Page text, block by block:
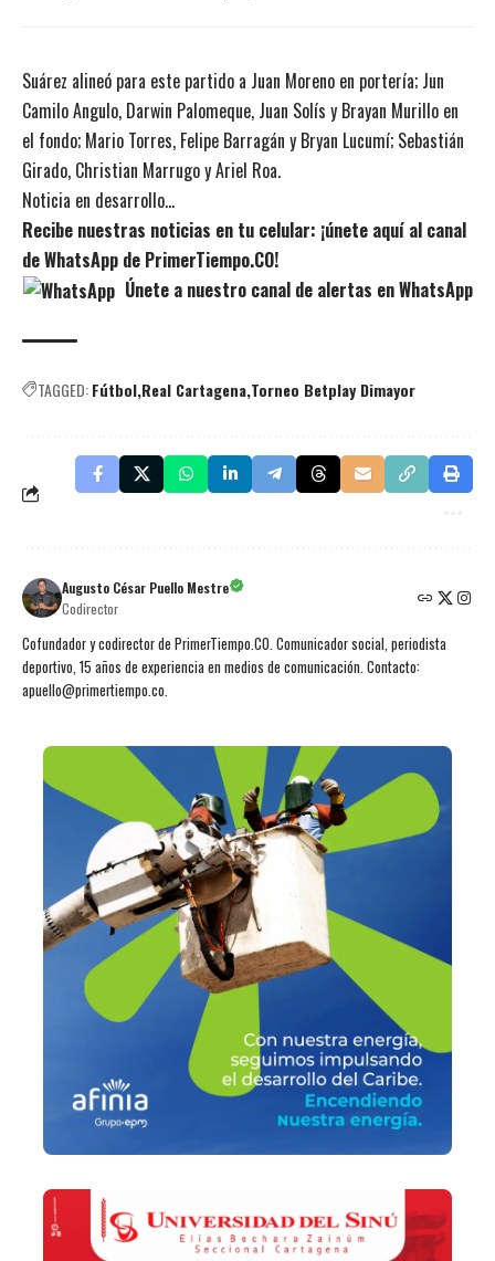
Suárez alineó para este partido a Juan Moreno en portería; Jun
Camilo Angulo, Darwin Palomeque, Juan Solís y Brayan Murillo en
el fondo; Mario Torres, Felipe Barragán y Bryan Lucumí; Sebastián
Girado, Christian Marrugo y Ariel Roa.
Noticia en desarrollo…
Recibe nuestras noticias en tu celular: ¡únete aquí al canal
de WhatsApp de PrimerTiempo.CO!
Únete a nuestro canal de alertas en WhatsApp
TAGGED:Fútbol Real Cartagena Torneo Betplay Dimayor
Augusto César Puello Mestre
Codirector
Cofundador y codirector de PrimerTiempo.CO. Comunicador social, periodista
deportivo, 15 años de experiencia en medios de comunicación. Contacto:
apuello@primertiempo.co.